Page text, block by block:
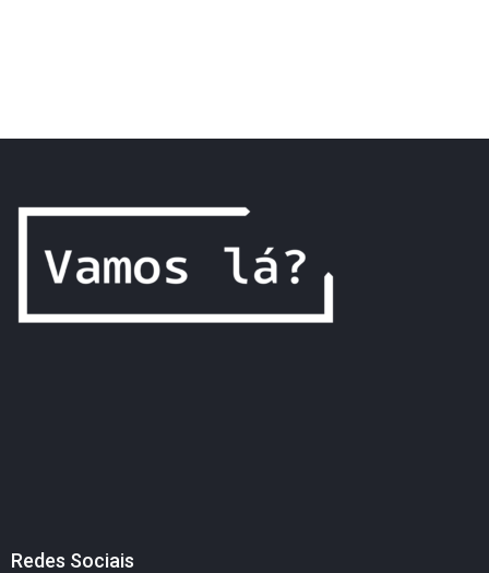
Redes Sociais